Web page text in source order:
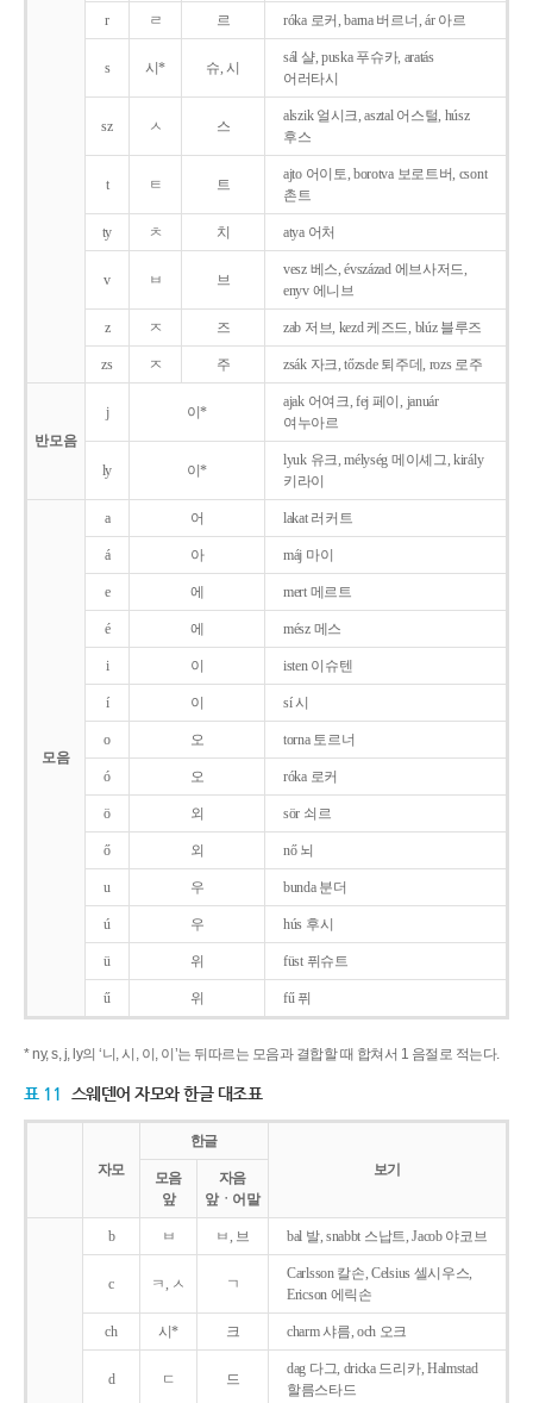
r ㄹ 르 róka 로커, barna 버르너, ár 아르
s 시* 슈, 시
sál 샬, puska 푸슈카, aratás
어러타시
sz ㅅ 스
alszik 얼시크, asztal 어스털, húsz
후스
t ㅌ 트
ajto 어이토, borotva 보로트버, csont
촌트
ty ㅊ 치 atya 어처
v ㅂ 브
vesz 베스, évszázad 에브사저드,
enyv 에니브
z ㅈ 즈 zab 저브, kezd 케즈드, blúz 블루즈
zs ㅈ 주 zsák 자크, tőzsde 퇴주데, rozs 로주
반모음
j 이*
ajak 어여크, fej 페이, január
여누아르
ly 이*
lyuk 유크, mélység 메이셰그, király
키라이
모음
a 어 lakat 러커트
á 아 máj 마이
e 에 mert 메르트
é 에 mész 메스
i 이 isten 이슈텐
í 이 sí 시
o 오 torna 토르너
ó 오 róka 로커
ö 외 sör 쇠르
ő 외 nő 뇌
u 우 bunda 분더
ú 우 hús 후시
ü 위 füst 퓌슈트
ű 위 fű 퓌
* ny, s, j, ly의 ‘니, 시, 이, 이’는 뒤따르는 모음과 결합할 때 합쳐서 1 음절로 적는다.
표 11 스웨덴어 자모와 한글 대조표
자모
한글
보기
모음
앞
자음
앞ㆍ어말
b ㅂ ㅂ, 브 bal 발, snabbt 스납트, Jacob 야코브
c ㅋ, ㅅ ㄱ
Carlsson 칼손, Celsius 셀시우스,
Ericson 에릭손
ch 시* 크 charm 샤름, och 오크
d ㄷ 드
dag 다그, dricka 드리카, Halmstad
할름스타드